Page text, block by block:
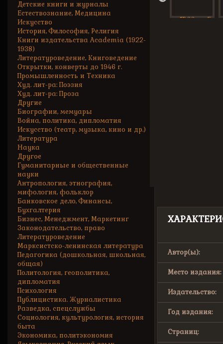
Детские книги и журналы
Естествознание, Медицина
Искусство
История, Философия, Религия
Книги издательства Academia (1922-
1938)
Литературоведение, Книговедение
Открытки, конверты до 1946 г.
Промышленность и Техника
Худ. лит-ра: Поэзия
Худ. лит-ра: Проза
Другие
Биографии, мемуары
Война, политика, дипломатия
Искусство (театр, музыка, кино и др.)
Литература
Наука
Другое
Гуманитарные и общественные
науки
Антропология, этнография,
мифология, фольклор
Банковское дело, Финансы,
Бухгалтерия
Бизнес, Менеджмент, Маркетинг
Законодательство, право
Литературоведение
Марксистско-ленинская литература
Педагогика (дошкольная, школьная,
общая)
Политология, геополитика,
дипломатия
Психология
Публицистика. Журналистика
Разведка, спецслужбы
Социология, культурология, история
быта
Экономика, политэкономия
Автор(ы):
Место издания:
Издательство:
Год издания:
Страниц: